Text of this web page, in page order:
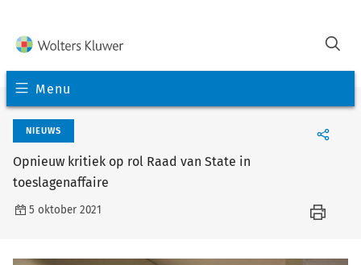
Menu
NIEUWS
Opnieuw kritiek op rol Raad van State in
toeslagenaffaire
5 oktober 2021